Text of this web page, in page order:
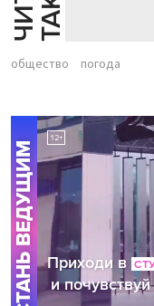
общество погода